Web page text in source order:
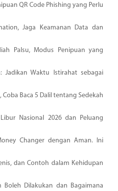
QR Code Phishing yang Perlu
Jaga Keamanan Data dan
Palsu, Modus Penipuan yang
Jadikan Waktu Istirahat sebagai
Coba Baca 5 Dalil tentang Sedekah
Nasional 2026 dan Peluang
Changer dengan Aman. Ini
dan Contoh dalam Kehidupan
Boleh Dilakukan dan Bagaimana